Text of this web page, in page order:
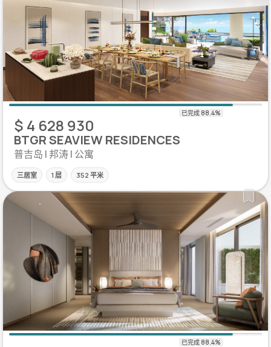
$ 4 628 930
BTGR SEAVIEW RESIDENCES
普吉岛 | 邦涛 | 公寓
三居室 1 层 352 平米